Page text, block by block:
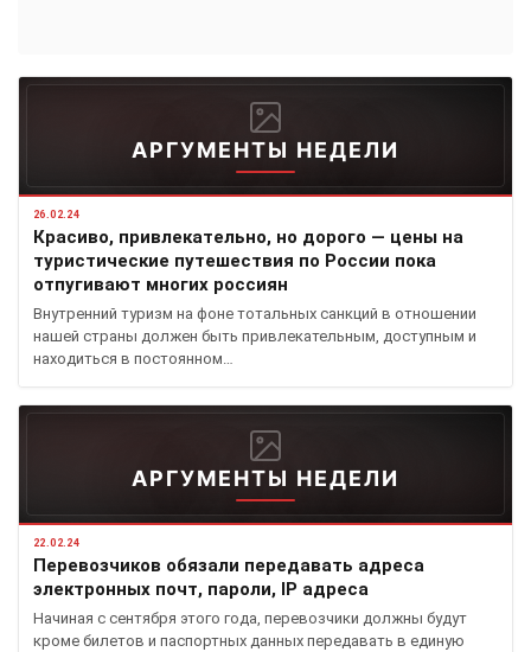
АРГУМЕНТЫ НЕДЕЛИ
26.02.24
Красиво, привлекательно, но дорого — цены на
туристические путешествия по России пока
отпугивают многих россиян
Внутренний туризм на фоне тотальных санкций в отношении
нашей страны должен быть привлекательным, доступным и
находиться в постоянном…
АРГУМЕНТЫ НЕДЕЛИ
22.02.24
Перевозчиков обязали передавать адреса
электронных почт, пароли, IP адреса
Начиная с сентября этого года, перевозчики должны будут
кроме билетов и паспортных данных передавать в единую